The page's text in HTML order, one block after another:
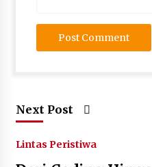
Next Post
Lintas Peristiwa